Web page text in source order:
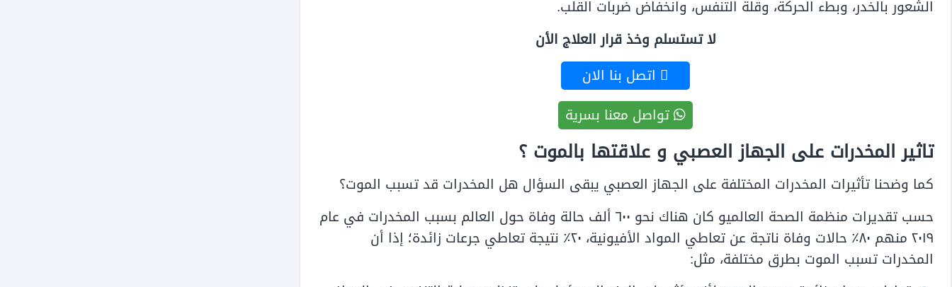
الشعور بالخدر، وبطء الحركة، وقلة التنفس، وانخفاض ضربات القلب.
لا تستسلم وخذ قرار العلاج الأن
اتصل بنا الان
تواصل معنا بسرية
تاثير المخدرات على الجهاز العصبي و علاقتها بالموت ؟
كما وضحنا تأثيرات المخدرات المختلفة على الجهاز العصبي يبقى السؤال هل المخدرات قد تسبب الموت؟
حسب تقديرات منظمة الصحة العالميو كان هناك نحو ٦٠٠ ألف حالة وفاة حول العالم بسبب المخدرات في عام
٢٠١٩ منهم ٨٠٪ حالات وفاة ناتجة عن تعاطي المواد الأفيونية، ٢٠٪ نتيجة تعاطي جرعات زائدة؛ إذا أن
المخدرات تسبب الموت بطرق مختلفة، مثل: